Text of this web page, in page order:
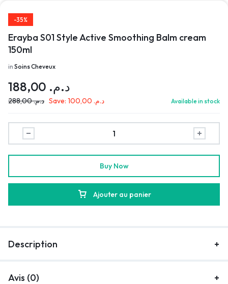
-35%
Erayba S01 Style Active Smoothing Balm cream
150ml
in Soins Cheveux
د.م.
د.م.288,00 Save: د.م. Available in stock
Ajouter au panier
Buy Now
Description
Avis (0)